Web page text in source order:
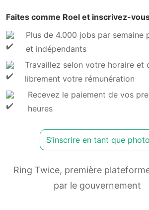
Faites comme Roel et inscrivez-
Plus de 4.000 jobs par semaine
et indépendants
Travaillez selon votre horaire et
librement votre rémunération
Recevez le paiement de vos
heures
S’inscrire en tant que
Ring Twice, première
par le gouvernement